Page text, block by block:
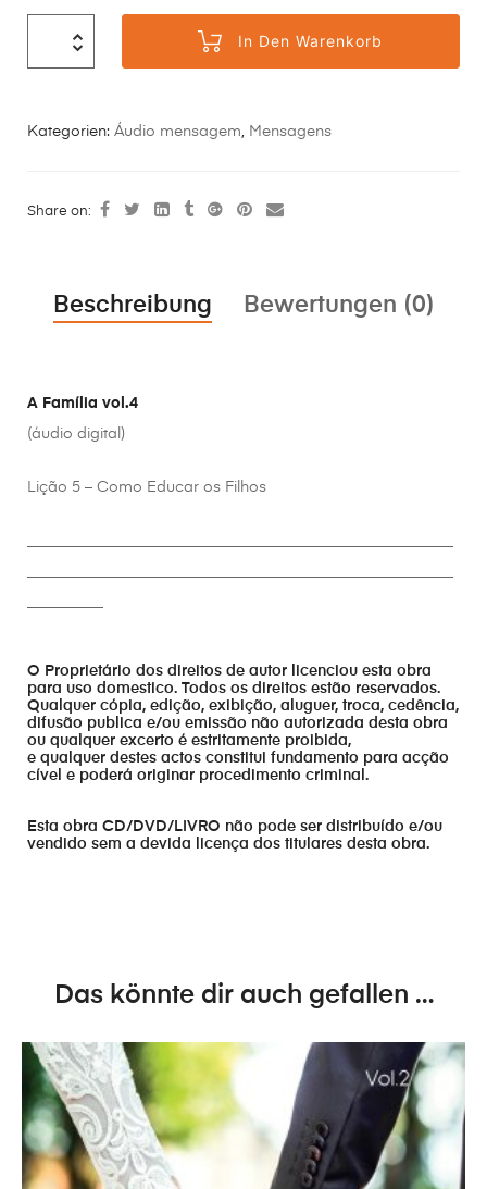
In Den Warenkorb
Kategorien: Áudio mensagem, Mensagens
Share on:
Beschreibung Bewertungen (0)
A Família vol.4
(áudio digital)
Lição 5 – Como Educar os Filhos
O Proprietário dos direitos de autor licenciou esta obra
para uso domestico. Todos os direitos estão reservados.
Qualquer cópia, edição, exibição, aluguer, troca, cedência,
difusão publica e/ou emissão não autorizada desta obra
ou qualquer excerto é estritamente proibida,
e qualquer destes actos constitui fundamento para acção
cível e poderá originar procedimento criminal.
Esta obra CD/DVD/LIVRO não pode ser distribuído e/ou
vendido sem a devida licença dos titulares desta obra.
Das könnte dir auch gefallen …